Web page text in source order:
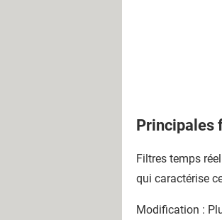
Principales
Filtres temps
qui caractérise
Modification :